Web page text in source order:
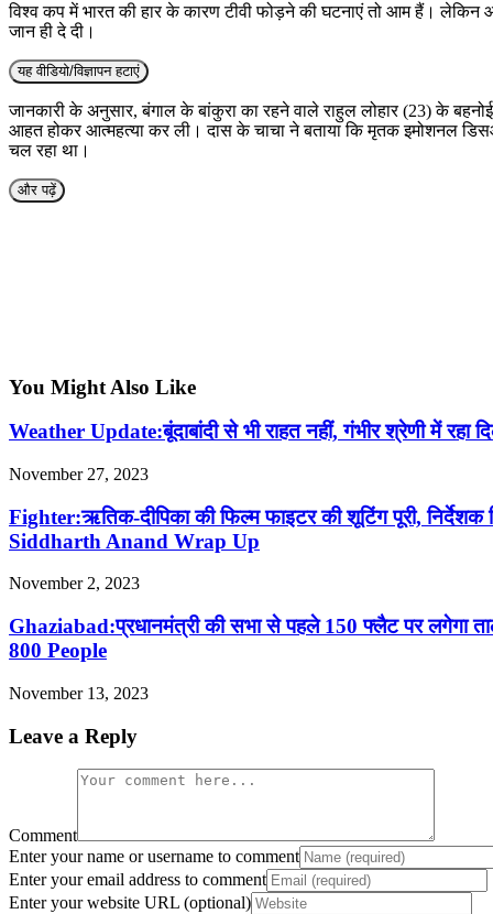
विश्व कप में भारत की हार के कारण टीवी फोड़ने की घटनाएं तो आम हैं।
जान ही दे दी।
यह वीडियो/विज्ञापन हटाएं
जानकारी के अनुसार, बंगाल के बांकुरा का रहने वाले राहुल लोहार (23) के
आहत होकर आत्महत्या कर ली। दास के चाचा ने बताया कि मृतक इमोशनल
चल रहा था।
और पढ़ें
You Might Also Like
Weather Update:बूंदाबांदी से भी राहत नहीं, गंभीर श्रेणी में
November 27, 2023
Fighter:ऋतिक-दीपिका की फिल्म फाइटर की शूटिंग पूरी,
Siddharth Anand Wrap Up
November 2, 2023
Ghaziabad:प्रधानमंत्री की सभा से पहले 150 फ्लैट पर लगेगा
800 People
November 13, 2023
Leave a Reply
Comment
Enter your name or username to comment
Enter your email address to comment
Enter your website URL (optional)